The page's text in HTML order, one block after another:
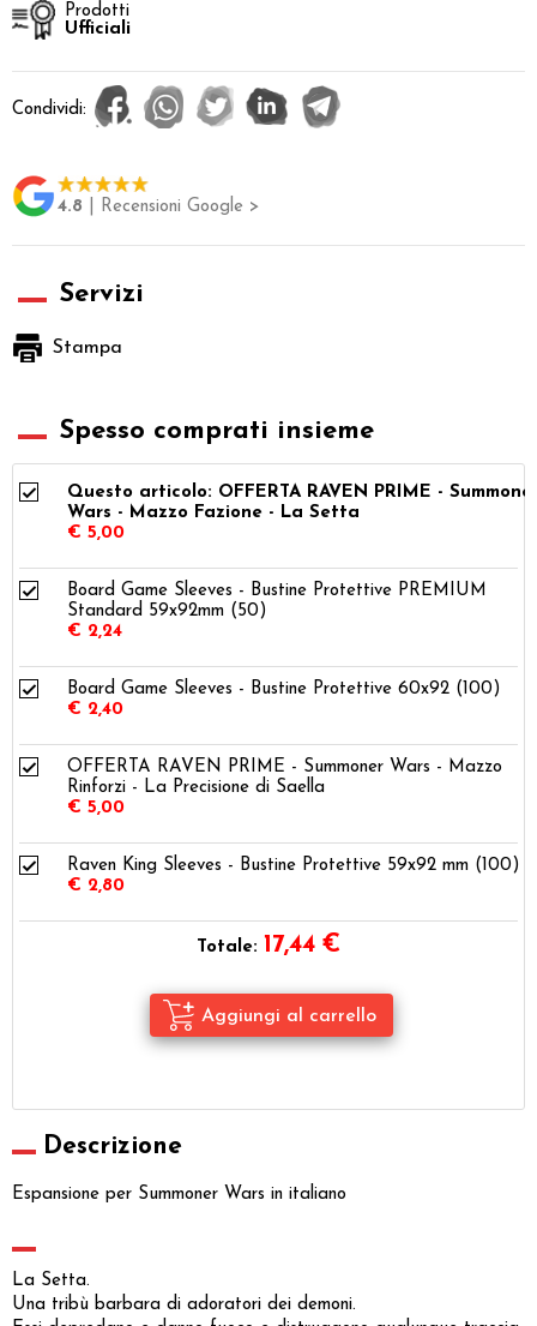
Prodotti
Ufficiali
Condividi:
4.8 | Recensioni Google >
Servizi
Stampa
Spesso comprati insieme
Questo articolo: OFFERTA RAVEN PRIME -
Wars - Mazzo Fazione - La Setta
€ 5,00
Board Game Sleeves - Bustine Protettive PREMIUM
Standard 59x92mm (50)
€ 2,24
Board Game Sleeves - Bustine Protettive 60x92 (100)
€ 2,40
OFFERTA RAVEN PRIME - Summoner Wars - Mazzo
Rinforzi - La Precisione di Saella
€ 5,00
Raven King Sleeves - Bustine Protettive 59x92 mm (100)
€ 2,80
Totale: 17,44 €
Descrizione
Espansione per Summoner Wars in italiano
La Setta.
Una tribù barbara di adoratori dei demoni.